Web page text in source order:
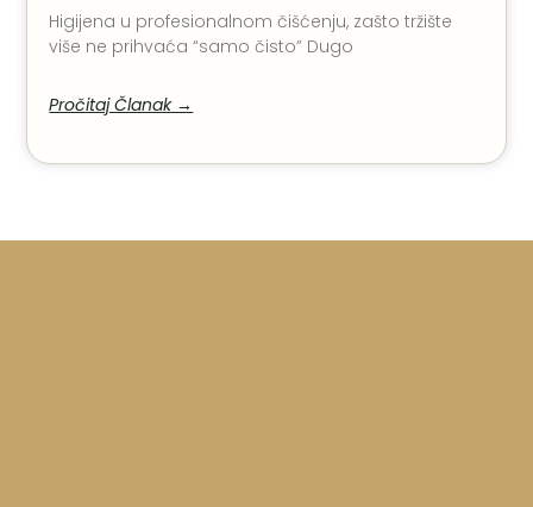
Higijena u profesionalnom čišćenju, zašto tržište
više ne prihvaća “samo čisto” Dugo
Pročitaj Članak →